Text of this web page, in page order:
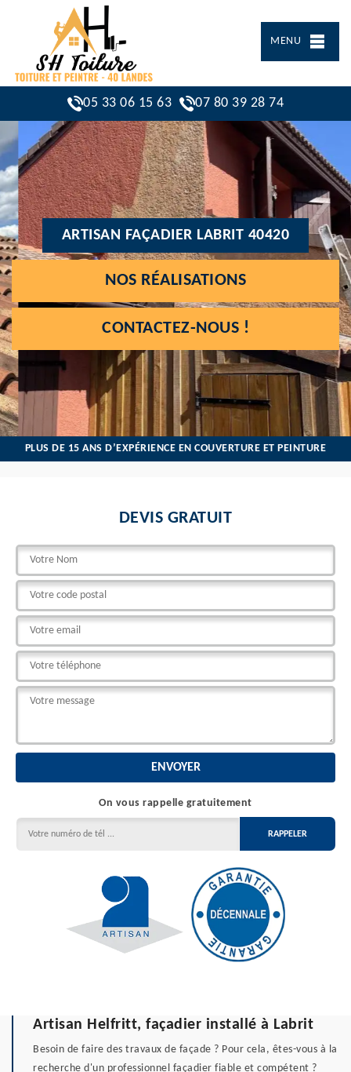
MENU
05 33 06 15 63 07 80 39 28 74
ARTISAN FAÇADIER LABRIT 40420
NOS RÉALISATIONS
CONTACTEZ-NOUS !
PLUS DE 15 ANS D’EXPÉRIENCE EN COUVERTURE ET PEINTURE
DEVIS GRATUIT
On vous rappelle gratuitement
Artisan Helfritt, façadier installé à Labrit
Besoin de faire des travaux de façade ? Pour cela, êtes-vous à la
recherche d'un professionnel façadier fiable et compétent ?